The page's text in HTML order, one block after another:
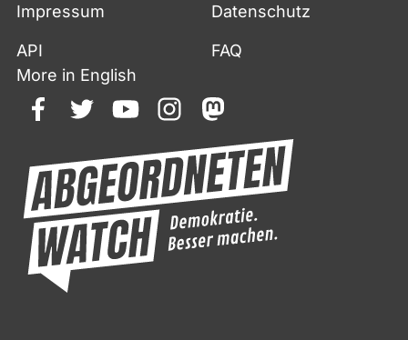
Impressum Datenschutz
API
FAQ
More in English
facebooktwitteryoutubeinstagrammastodon